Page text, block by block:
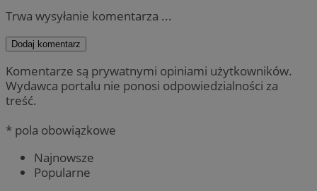
Trwa wysyłanie komentarza ...
Dodaj komentarz
Komentarze są prywatnymi opiniami użytkowników.
Wydawca portalu nie ponosi odpowiedzialności za
treść.
* pola obowiązkowe
Najnowsze
Popularne